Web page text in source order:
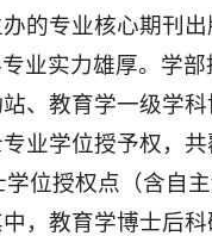
的专业核心期刊出
业实力雄厚。学
、教育学一级学
业学位授予权，
位授权点（含自
，教育学博士后